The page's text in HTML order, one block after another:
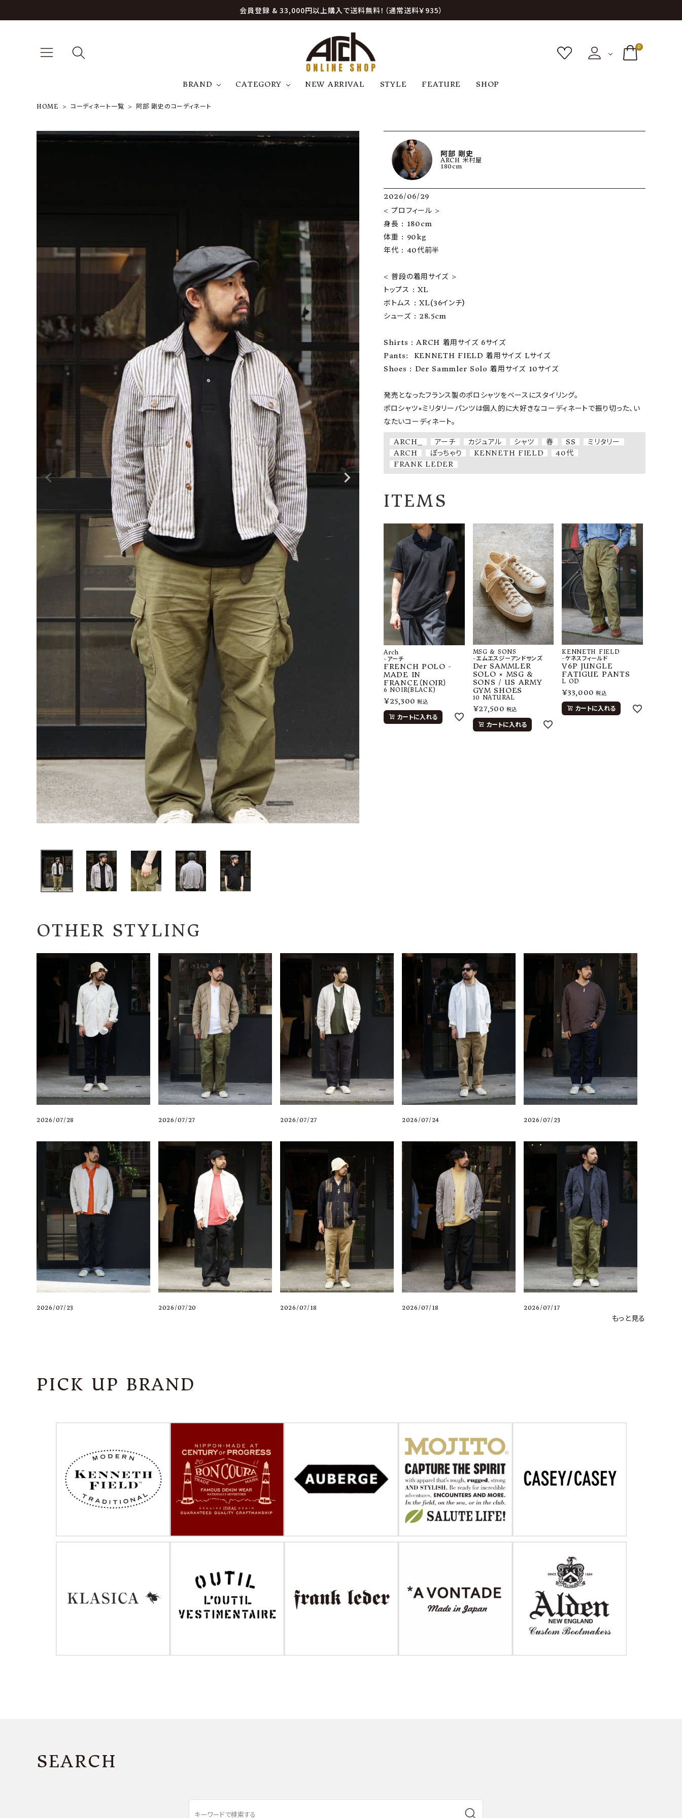
会員登録 & 33,000円以上購入で送料無料！（通常送料￥935）
0
BRAND
J K L N
アーチ アーチサッポロ オールデン
アナトミカ アストールフレックス アーツアンドクラフツ
CATEGORY
帽子
アクセサリー ファッション雑貨 ヴィンテージ
NEW ARRIVAL STYLE FEATURE SHOP
NEW ARRIVAL
プライバシーポリシー
OFFICIAL WEB SITE
会員登録
HOME コーディネート一覧 阿部 剛史のコーディネート
阿部 剛史
ARCH 米村屋
180cm
2026/06/29
< プロフィール >
身長 : 180cm
体重 : 90kg
年代 : 40代前半
< 普段の着用サイズ >
トップス : XL
ボトムス : XL(36インチ)
シューズ : 28.5cm
Shirts : ARCH 着用サイズ 6サイズ
Pants:  KENNETH FIELD 着用サイズ Lサイズ
Shoes : Der Sammler Solo 着用サイズ 10サイズ
発売となったフランス製のポロシャツをベースにスタイリング。
ポロシャツ×ミリタリーパンツは個人的に大好きなコーディネートで振り切った、い
なたいコーディネート。
ARCH_ アーチ カジュアル シャツ 春 SS
ミリタリー
ARCH
ぽっちゃり KENNETH FIELD
40代
FRANK LEDER
ITEMS
Arch
-アーチ
FRENCH POLO -
MADE IN
FRANCE（NOIR）
6 NOIR(BLACK)
¥25,300 税込
カートに入れる
MSG & SONS
-エムエスジーアンドサンズ
Der SAMMLER
SOLO × MSG &
SONS / US ARMY
GYM SHOES
10 NATURAL
¥27,500 税込
カートに入れる
KENNETH FIELD
-ケネスフィールド
V6P JUNGLE
FATIGUE PANTS
L OD
¥33,000 税込
カートに入れる
OTHER STYLING
2026/07/28 2026/07/27 2026/07/27 2026/07/24 2026/07/23
2026/07/23 2026/07/20 2026/07/18 2026/07/18 2026/07/17
もっと見る
PICK UP BRAND
SEARCH